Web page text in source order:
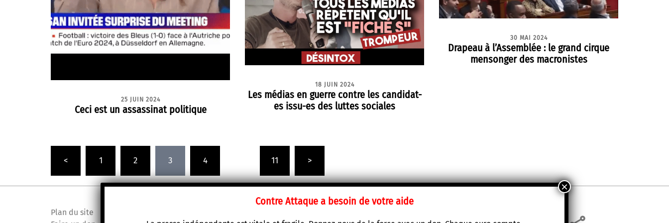
25 JUIN 2024
Ceci est un assassinat politique
18 JUIN 2024
Les médias en guerre contre les candidat-
es issu-es des luttes sociales
30 MAI 2024
Drapeau à l’Assemblée : le grand cirque
mensonger des macronistes
des
publications
< 1 2 3 4 11 >
Plan du site
Contre Attaque a besoin de votre aide